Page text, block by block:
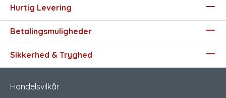
Hurtig Levering
Betalingsmuligheder
Sikkerhed & Tryghed
Handelsvilkår